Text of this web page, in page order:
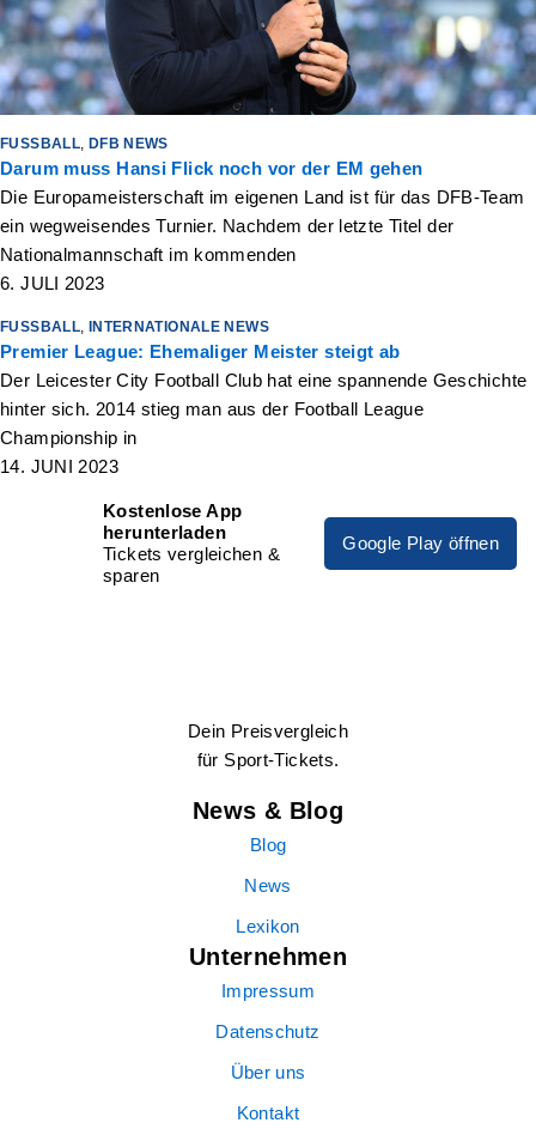
FUSSBALL DFB NEWS
Darum muss Hansi Flick noch vor der EM gehen
Die Europameisterschaft im eigenen Land ist für das DFB-Team
ein wegweisendes Turnier. Nachdem der letzte Titel der
Nationalmannschaft im kommenden
6. JULI 2023
FUSSBALL INTERNATIONALE NEWS
Premier League: Ehemaliger Meister steigt ab
Der Leicester City Football Club hat eine spannende Geschichte
hinter sich. 2014 stieg man aus der Football League
Championship in
14. JUNI 2023
Kostenlose App
herunterladen
Tickets vergleichen &
sparen
Google Play öffnen
Dein Preisvergleich
für Sport-Tickets.
News & Blog
Blog
News
Lexikon
Unternehmen
Impressum
Datenschutz
Über uns
Kontakt